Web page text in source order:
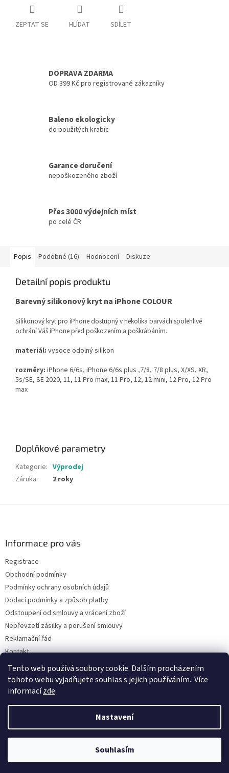
Tento web používá soubory cookie. Dalším procházením
tohoto webu vyjadřujete souhlas s jejich používáním.. Více
informacízde.
Nastavení
Souhlasím
ZEPTAT SE HLÍDAT SDÍLET
DOPRAVA ZDARMA
OD 399 Kč pro registrované zákazníky
Baleno ekologicky
do použitých krabic
Garance doručení
nepoškozeného zboží
Přes 3000 výdejních míst
po celé ČR
Popis Podobné (16) Hodnocení Diskuze
Detailní popis produktu
Barevný silikonový kryt na iPhone COLOUR
Silikonový kryt pro iPhone dostupný v několika barvách spolehlivě
ochrání Váš iPhone před poškozením a poškrábáním.
materiál: vysoce odolný silikon
rozměry: iPhone 6/6s, iPhone 6/6s plus ,7/8, 7/8 plus, X/XS, XR,
5s/SE, SE 2020, 11, 11 Pro max, 11 Pro, 12, 12 mini, 12 Pro, 12 Pro
max
Doplňkové parametry
Kategorie: Výprodej
Záruka: 2 roky
Informace pro vás
Registrace
Obchodní podmínky
Podmínky ochrany osobních údajů
Dodací podmínky a způsob platby
Odstoupení od smlouvy a vrácení zboží
Nepřevzetí zásilky a porušení smlouvy
Reklamační řád
Kontakt
Napište nám
Copyright 2026Dobirkov.cz. Všechna práva vyhrazena.Upravit
nastavení cookies